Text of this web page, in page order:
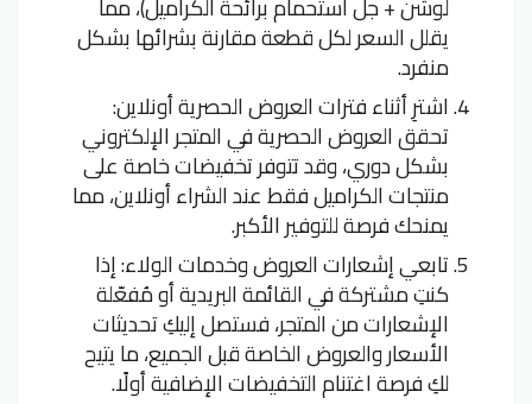
يقلل السعر لكل قطعة مقارنة بشرائها بشكل
منفرد.
اشترِ أثناء فترات العروض الحصرية أونلاين:
تحقق العروض الحصرية في المتجر الإلكتروني
بشكل دوري، وقد تتوفر تخفيضات خاصة على
منتجات الكراميل فقط عند الشراء أونلاين، مما
يمنحك فرصة للتوفير الأكبر.
تابعي إشعارات العروض وخدمات الولاء: إذا
كنتِ مشتركة في القائمة البريدية أو مُفعّلة
الإشعارات من المتجر، فستصل إليكِ تحديثات
الأسعار والعروض الخاصة قبل الجميع، ما يتيح
لكِ فرصة اغتنام التخفيضات الإضافية أولًا.